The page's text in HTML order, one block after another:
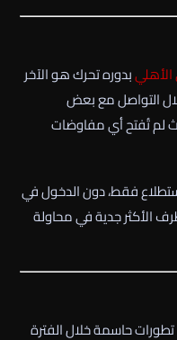
الأهليبدوره تحرك هو الآخر
التواصل مع بعض
لم تُفتح أي مفاوضات
فقط، دون الدخول في
الأكثر جدية في محاولة
حاسمة خلال الفترة